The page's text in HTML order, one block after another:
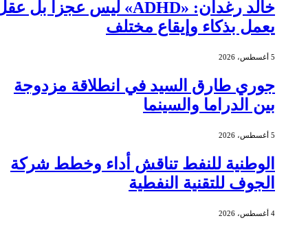
خالد رغدان: «ADHD» ليس عجزا بل عقل
يعمل بذكاء وإيقاع مختلف
جوري طارق السيد في انطلاقة مزدوجة
بين الدراما والسينما
الوطنية للنفط تناقش أداء وخطط شركة
الجوف للتقنية النفطية